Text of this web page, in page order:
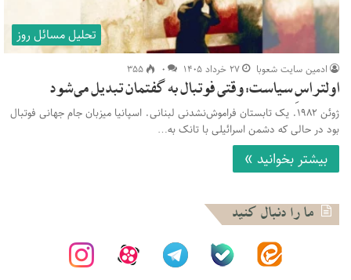
تحلیل مسائل روز
ادمین سایت شعوبا ۲۷ خرداد ۱۴۰۵ ۰ ۳۵۵
اولتراسِ سیاست: وقتی فوتبال به گفتمان تبدیل می‌شود
ژوئن ۱۹۸۲. یک تابستان فراموش‌نشدنی لبنانی. اسپانیا میزبان جام جهانی فوتبال
بود در حالی که دشمن اسرائیلی با تانک به…
بیشتر بخوانید »
ما را دنبال کنید